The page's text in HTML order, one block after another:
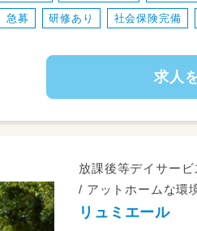
急募 研修あり 社会保険完備
求人
放課後等デイサー
/ アットホームな環
リュミエール